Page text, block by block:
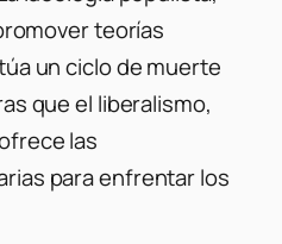
teorías
un ciclo de muerte
que el liberalismo,
las
para enfrentar los